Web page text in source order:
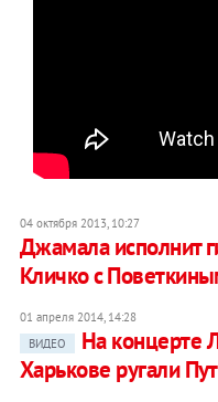
04 октября 2013, 10:27
Джамала исполнит
Кличко c
01 апреля 2014, 14:28
ВИДЕО
На концерте
Харькове ругали